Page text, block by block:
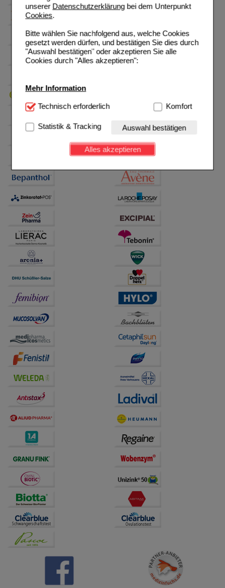
unserer Datenschutzerklärungbei dem Unterpunkt
Cookies.
Bitte wählen Sie nachfolgend aus, welche Cookies
gesetzt werden dürfen, und bestätigen Sie dies durch
"Auswahl bestätigen" oder akzeptieren Sie alle
Cookies durch "Alles akzeptieren":
Mehr Information
Technisch Notwendig:Hierbei handelt es sich um
Website notwendig sind (z.B. Navigation, Warenkorb,
Kundenkonto), weshalb auf diese nicht verzichtet
werden kann.
Einkaufserlebnis noch ansprechender zu gestalten,
beispielsweise für die Wiedererkennung des
Verhaltensweisen (z.B. Spracheinstellung)
auch auf Ihre Bedürfnisse zugeschrittene Inhalte
anzuzeigen und unser Partnerprogramm zu
betreiben.
Statistik & Tracking:
Hierüber lassen sich
Informationen über die Art und Weise der Nutzung
unserer Website sammeln, mit deren Hilfe wir unsere
Website weiter für Sie optimieren können, den Inhalt
auf unserer Website aber auch die Werbung auf
Drittseiten möglichst relevant für Sie zu gestalten.
Bitte beachten Sie, dass Daten hierfür teilweise an
Dritte wie z.B. Google oder soziale Medien
übertragen werden.
Technisch erforderlich Komfort
Statistik & Tracking Auswahl bestätigen
Alles akzeptieren